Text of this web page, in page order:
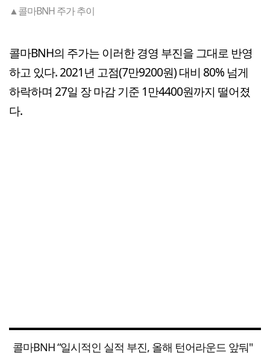
▲콜마BNH 주가 추이
콜마BNH의 주가는 이러한 경영 부진을 그대로 반영
하고 있다. 2021년 고점(7만9200원) 대비 80% 넘게
하락하며 27일 장 마감 기준 1만4400원까지 떨어졌
다.
콜마BNH “일시적인 실적 부진, 올해 턴어라운드 앞둬"